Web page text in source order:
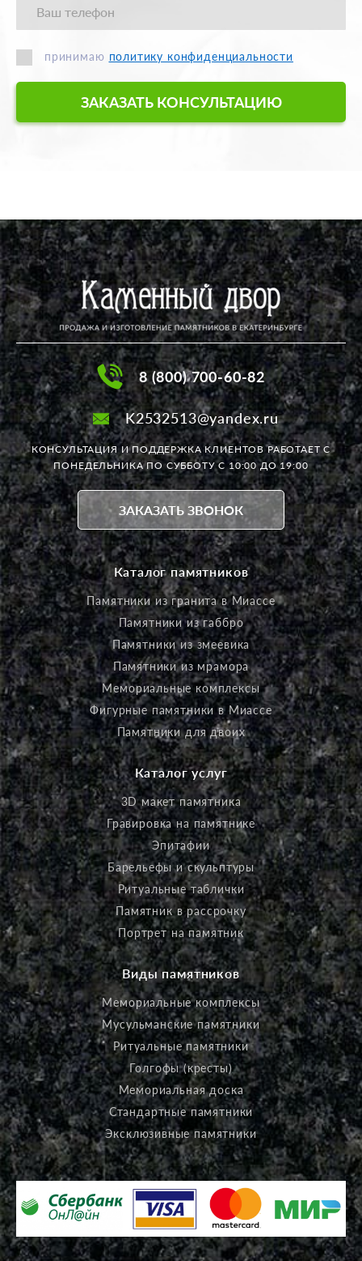
принимаю политику конфиденциальности
ЗАКАЗАТЬ КОНСУЛЬТАЦИЮ
8 (800) 700-60-82
K2532513@yandex.ru
КОНСУЛЬТАЦИЯ И ПОДДЕРЖКА КЛИЕНТОВ РАБОТАЕТС
ПОНЕДЕЛЬНИКА ПО СУББОТУ С 10:00 ДО 19:00
ЗАКАЗАТЬ ЗВОНОК
Каталог памятников
Памятники из гранита в Миассе
Памятники из габбро
Памятники из змеевика
Памятники из мрамора
Мемориальные комплексы
Фигурные памятники в Миассе
Памятники для двоих
Каталог услуг
3D макет памятника
Гравировка на памятнике
Эпитафии
Барельефы и скульптуры
Ритуальные таблички
Памятник в рассрочку
Портрет на памятник
Виды памятников
Мемориальные комплексы
Мусульманские памятники
Ритуальные памятники
Голгофы (кресты)
Мемориальная доска
Стандартные памятники
Эксклюзивные памятники